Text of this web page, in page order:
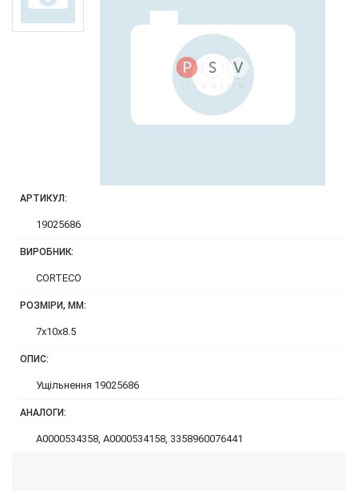
АРТИКУЛ:
19025686
ВИРОБНИК:
CORTECO
РОЗМІРИ, ММ:
7x10x8.5
ОПИС:
Ущільнення 19025686
АНАЛОГИ:
A0000534358, A0000534158, 3358960076441